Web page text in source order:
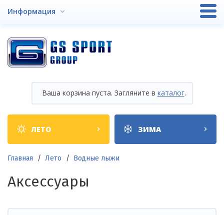
Информация
Ваша корзина пуста. Загляните в каталог.
Shop
categories
ЛЕТО ЗИМА
Строка
навигации
Главная Лето Водные лыжи
Аксессуары